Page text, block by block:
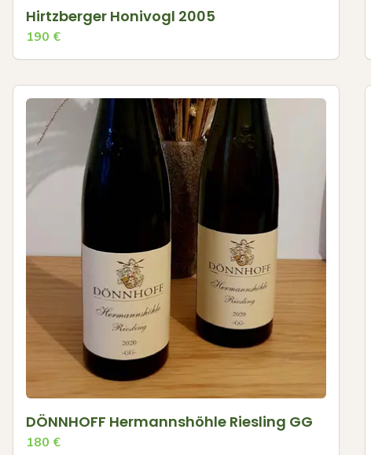
Hirtzberger Honivogl 2005
190 €
DÖNNHOFF Hermannshöhle Riesling GG
180 €